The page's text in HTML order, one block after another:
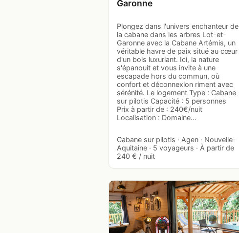
Garonne
Plongez dans l'univers enchanteur de
la cabane dans les arbres Lot-et-
Garonne avec la Cabane Artémis, un
véritable havre de paix situé au cœur
d'un bois luxuriant. Ici, la nature
s'épanouit et vous invite à une
escapade hors du commun, où
confort et déconnexion riment avec
sérénité. Le logement Type : Cabane
sur pilotis Capacité : 5 personnes
Prix à partir de : 240€/nuit
Localisation : Domaine…
Cabane sur pilotis · Agen · Nouvelle-
Aquitaine · 5 voyageurs · À partir de
240 € / nuit